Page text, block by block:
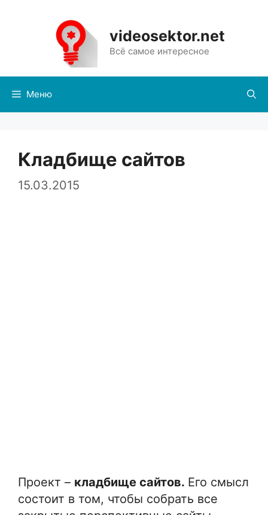
содержимому
videosektor.net
Всё самое интересное
Меню
Кладбище сайтов
15.03.2015
Проект – кладбище сайтов. Его смысл
состоит в том, чтобы собрать все